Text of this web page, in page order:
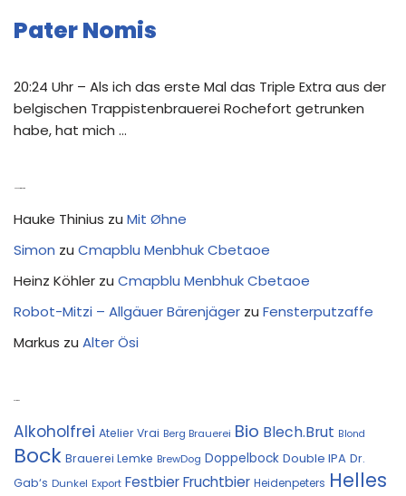
Pater Nomis
20:24 Uhr – Als ich das erste Mal das Triple Extra aus der
belgischen Trappistenbrauerei Rochefort getrunken
habe, hat mich …
Hauke Thinius zu Mit Øhne
Simon zu Cmapblu Menbhuk Cbetaoe
Heinz Köhler zu Cmapblu Menbhuk Cbetaoe
Robot-Mitzi – Allgäuer Bärenjäger zu Fensterputzaffe
Markus zu Alter Ösi
Alkoholfrei Atelier Vrai Berg Brauerei Bio Blech.Brut Blond
Bock Brauerei Lemke BrewDog Doppelbock Double IPA Dr.
Gab‘s Dunkel Export FestbierFruchtbier Heidenpeters Helles